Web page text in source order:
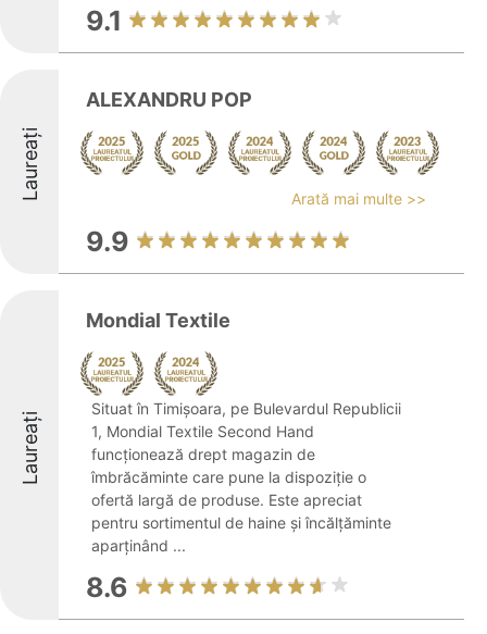
9.1
Laureați
ALEXANDRU POP
Arată mai multe >>
9.9
Laureați
Mondial Textile
Situat în Timișoara, pe Bulevardul Republicii
1, Mondial Textile Second Hand
funcționează drept magazin de
îmbrăcăminte care pune la dispoziție o
ofertă largă de produse. Este apreciat
pentru sortimentul de haine și încălțăminte
aparținând ...
8.6